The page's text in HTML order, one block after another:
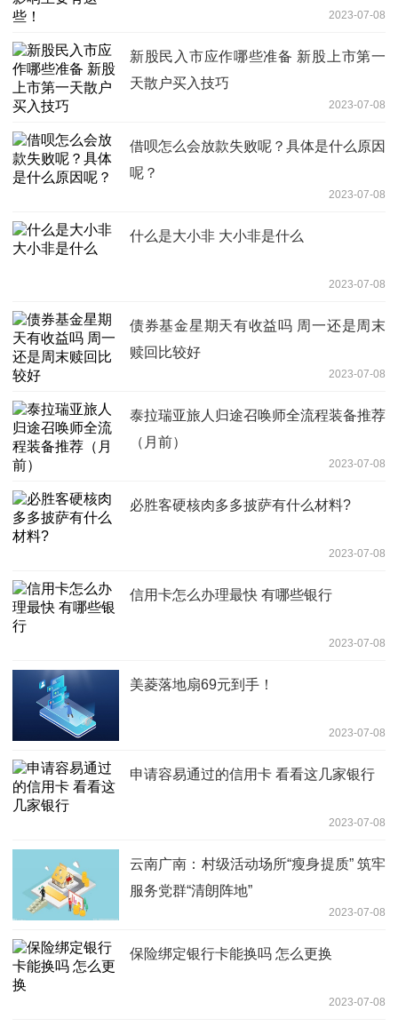
2023-07-08
新股民入市应作哪些准备 新股上市第一
天散户买入技巧
2023-07-08
借呗怎么会放款失败呢？具体是什么原因
呢？
2023-07-08
什么是大小非 大小非是什么
2023-07-08
债券基金星期天有收益吗 周一还是周末
赎回比较好
2023-07-08
泰拉瑞亚旅人归途召唤师全流程装备推荐
（月前）
2023-07-08
必胜客硬核肉多多披萨有什么材料?
2023-07-08
信用卡怎么办理最快 有哪些银行
2023-07-08
美菱落地扇69元到手！
2023-07-08
申请容易通过的信用卡 看看这几家银行
2023-07-08
云南广南：村级活动场所“瘦身提质” 筑牢
服务党群“清朗阵地”
2023-07-08
保险绑定银行卡能换吗 怎么更换
2023-07-08